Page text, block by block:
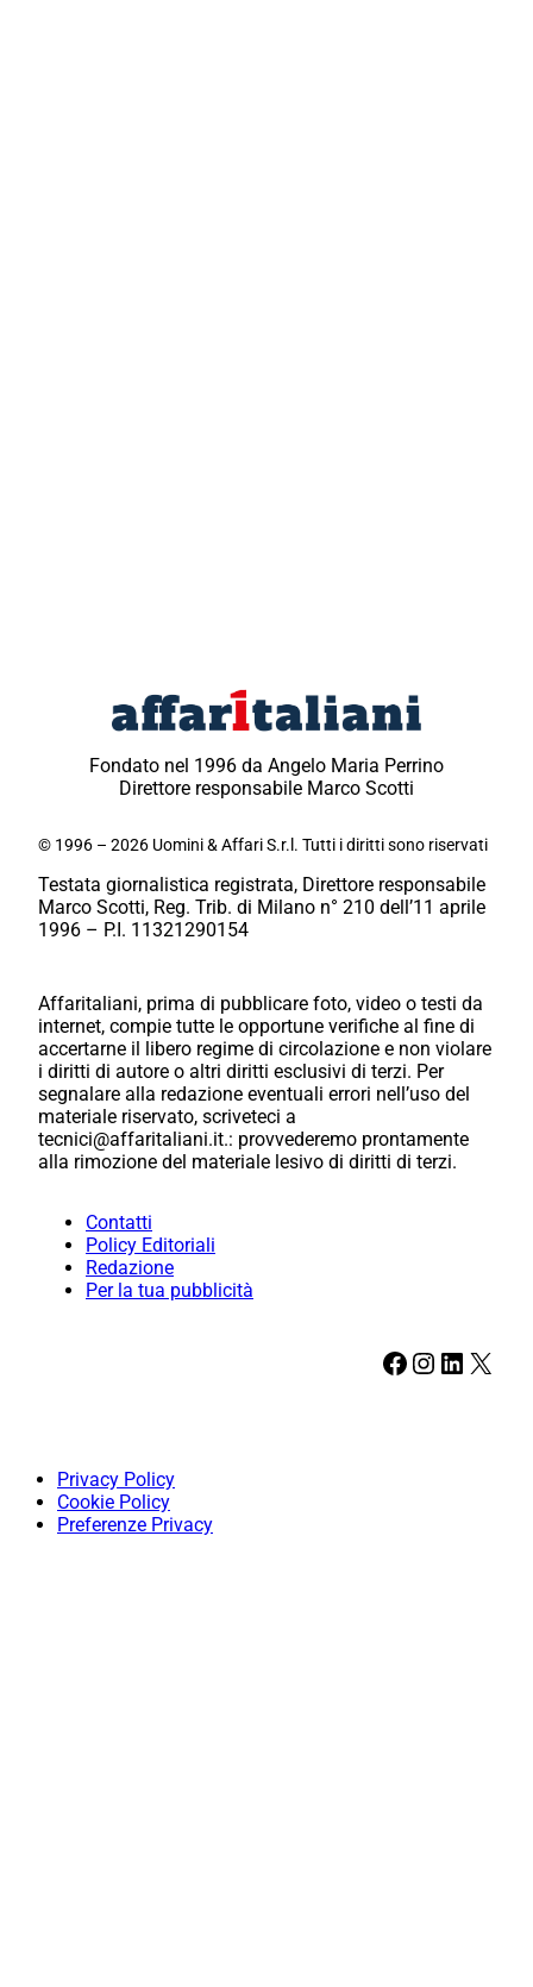
Fondato nel 1996 da Angelo Maria Perrino
Direttore responsabile Marco Scotti
© 1996 – 2026 Uomini & Affari S.r.l. Tutti i diritti sono riservati
Testata giornalistica registrata, Direttore responsabile
Marco Scotti, Reg. Trib. di Milano n° 210 dell’11 aprile
1996 – P.I. 11321290154
Affaritaliani, prima di pubblicare foto, video o testi da
internet, compie tutte le opportune verifiche al fine di
accertarne il libero regime di circolazione e non violare
i diritti di autore o altri diritti esclusivi di terzi. Per
segnalare alla redazione eventuali errori nell’uso del
materiale riservato, scriveteci a
tecnici@affaritaliani.it.: provvederemo prontamente
alla rimozione del materiale lesivo di diritti di terzi.
Contatti
Policy Editoriali
Redazione
Per la tua pubblicità
Facebook Instagram LinkedIn X
Privacy Policy
Cookie Policy
Preferenze Privacy